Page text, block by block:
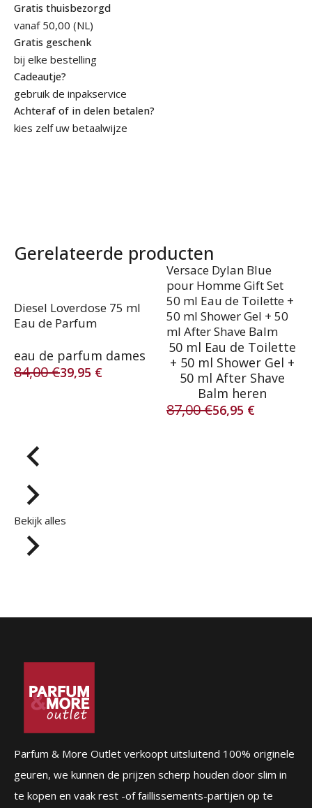
Gratis thuisbezorgd
vanaf 50,00 (NL)
Gratis geschenk
bij elke bestelling
Cadeautje?
gebruik de inpakservice
Achteraf of in delen betalen?
kies zelf uw betaalwijze
Gerelateerde producten
Diesel Loverdose 75 ml
Eau de Parfum
eau de parfum dames
84,00€
Oorspronkelijke
39,95 €
Huidige
Versace Dylan Blue
pour Homme Gift Set
50 ml Eau de Toilette +
50 ml Shower Gel + 50
ml After Shave Balm
50 ml Eau de Toilette
+ 50 ml Shower Gel +
50 ml After Shave
Balm heren
87,00€
Oorspronkelijke
56,95 €
Huidige
Bekijk alles
Parfum & More Outlet verkoopt uitsluitend 100% originele
geuren, we kunnen de prijzen scherp houden door slim in
te kopen en vaak rest -of faillissements-partijen op te